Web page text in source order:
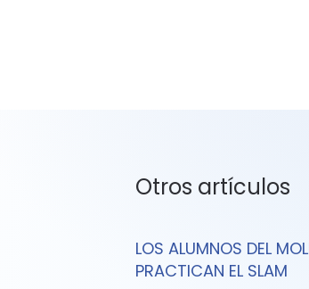
Otros artículos
LOS ALUMNOS DEL
PRACTICAN EL SLAM